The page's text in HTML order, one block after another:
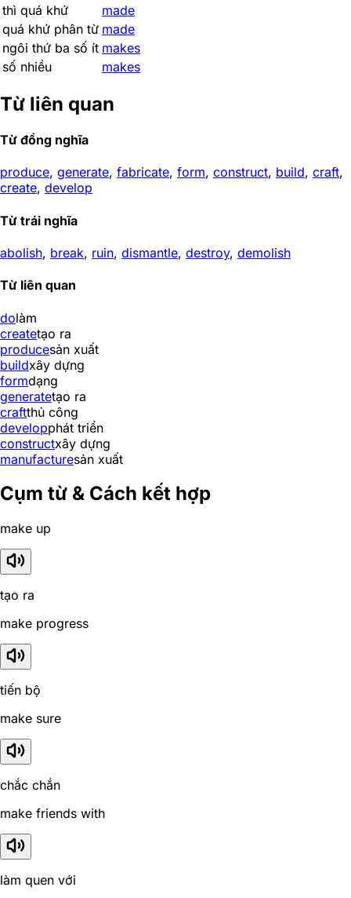
thì quá khứ
made
quá khứ phân từ made
ngôi thứ ba số ít makes
số nhiều
makes
Từ liên quan
Từ đồng nghĩa
produce, generate, fabricate, form, construct, build, craft,
create, develop
Từ trái nghĩa
abolish, break, ruin, dismantle, destroy, demolish
Từ liên quan
dolàm
createtạo ra
producesản xuất
buildxây dựng
formdạng
generatetạo ra
craftthủ công
developphát triển
constructxây dựng
manufacturesản xuất
Cụm từ & Cách kết hợp
make up
tạo ra
make progress
tiến bộ
make sure
chắc chắn
make friends with
làm quen với